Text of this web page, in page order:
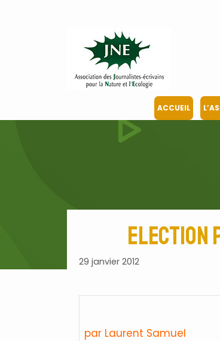
ACCUEIL
Election
29 janvier 2012
par Laurent Samuel